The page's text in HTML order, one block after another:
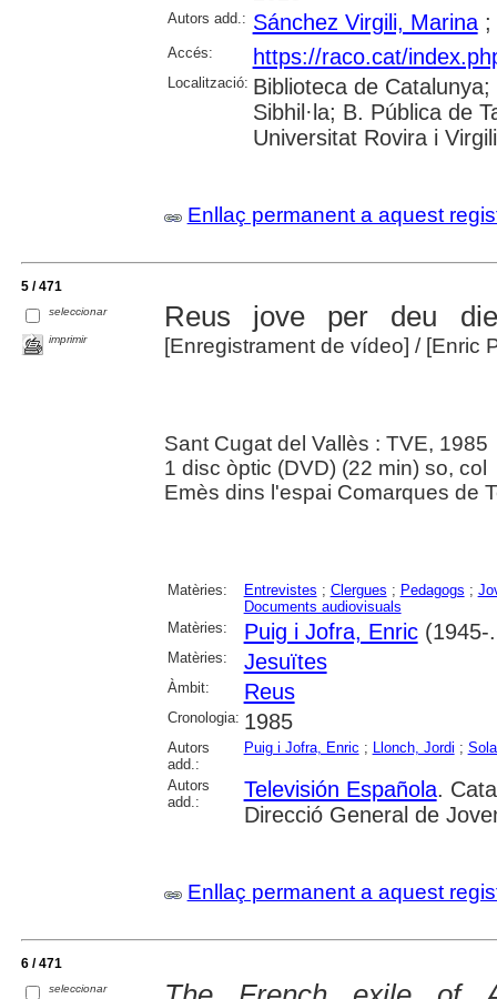
Autors add.: Sánchez Virgili, Marina;
Accés: https://raco.cat/
Localització: Biblioteca de
Sibhil·la; B. Pública de
Universitat Rovira i Virgili
Enllaç permanent a aquest
5 / 471
seleccionar
imprimir
Reus jove per deu
[Enregistrament de vídeo] / [Enric
Sant Cugat del Vallès : TVE, 1985
1 disc òptic (DVD) (22 min) so, col
Emès dins l'espai Comarques de
Matèries: Entrevistes ; Clergues ; Pedagogs ;
Documents audiovisuals
Matèries:
Puig i Jofra, Enric(1945-
Matèries: Jesuïtes
Àmbit: Reus
Cronologia: 1985
Autors
add.:
Puig i Jofra, Enric ; Llonch, Jordi ;
Autors
add.:
Televisión Española.
Direcció General de
Enllaç permanent a aquest
6 / 471
seleccionar